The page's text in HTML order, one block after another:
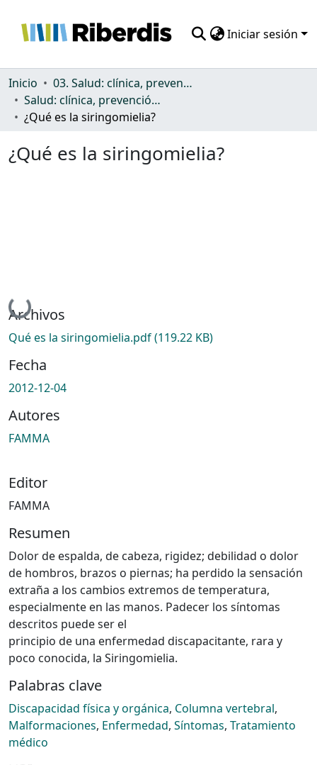
Iniciar sesión
Comunidades
Todo DSpace
Inicio
03. Salud: clínica, prevención, atención sanitaria y (re)habilitación
Salud: clínica, prevención, atención sanitaria y (re)habilitación
¿Qué es la siringomielia?
¿Qué es la siringomielia?
Cargando...
Archivos
Qué es la siringomielia.pdf(119.22 KB)
Fecha
2012-12-04
Autores
FAMMA
Editor
FAMMA
Resumen
Dolor de espalda, de cabeza, rigidez; debilidad o dolor
de hombros, brazos o piernas; ha perdido la sensación
extraña a los cambios extremos de temperatura,
especialmente en las manos. Padecer los síntomas
descritos puede ser el
principio de una enfermedad discapacitante, rara y
poco conocida, la Siringomielia.
Palabras clave
Discapacidad física y orgánica, Columna vertebral,
Malformaciones, Enfermedad, Síntomas, Tratamiento
médico